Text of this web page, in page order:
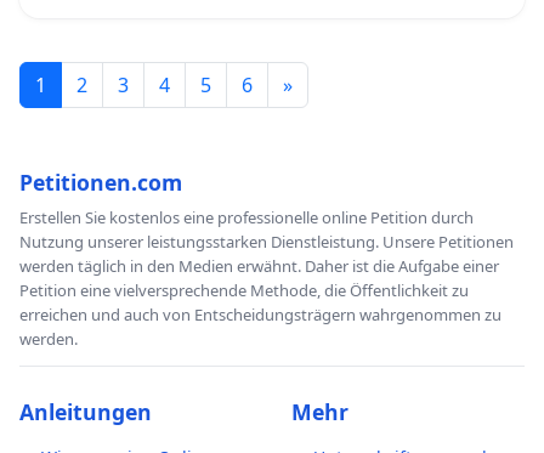
1 2 3 4 5 6 »
Petitionen.com
Erstellen Sie kostenlos eine professionelle online Petition durch
Nutzung unserer leistungsstarken Dienstleistung. Unsere Petitionen
werden täglich in den Medien erwähnt. Daher ist die Aufgabe einer
Petition eine vielversprechende Methode, die Öffentlichkeit zu
erreichen und auch von Entscheidungsträgern wahrgenommen zu
werden.
Anleitungen Mehr